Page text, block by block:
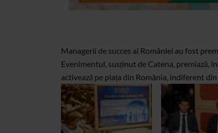
Managerii de succes ai României au fost
Evenimentul, susținut de Catena, premiază,
activează pe piața din România, indiferent